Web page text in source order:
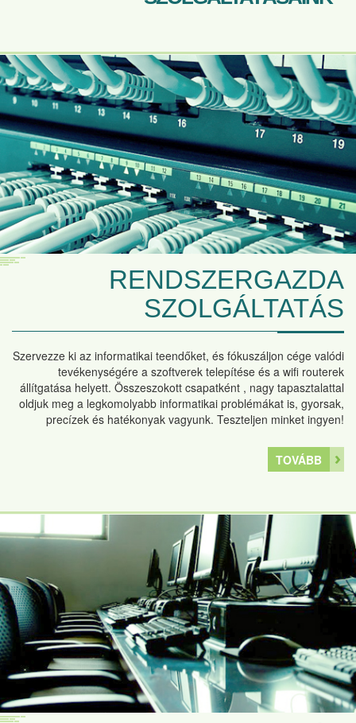
RENDSZERGAZDA
SZOLGÁLTATÁS
Szervezze ki az informatikai teendőket, és fókuszáljon cége valódi
tevékenységére a szoftverek telepítése és a wifi routerek
állítgatása helyett. Összeszokott csapatként , nagy tapasztalattal
oldjuk meg a legkomolyabb informatikai problémákat is, gyorsak,
precízek és hatékonyak vagyunk. Teszteljen minket ingyen!
TOVÁBB